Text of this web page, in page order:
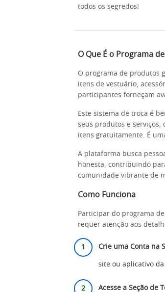
todos os segredos!
O Que É o Programa
O programa de produtos
itens de vestuário,
participantes forneçam
Este sistema de troca é
seus produtos e serviços,
itens gratuitamente. É
A plataforma busca
honesta, contribuindo
comunidade vibrante de
Como Funciona
Participar do programa
requer atenção aos
Crie uma Conta na
site ou aplicativo
Acesse a Seção de